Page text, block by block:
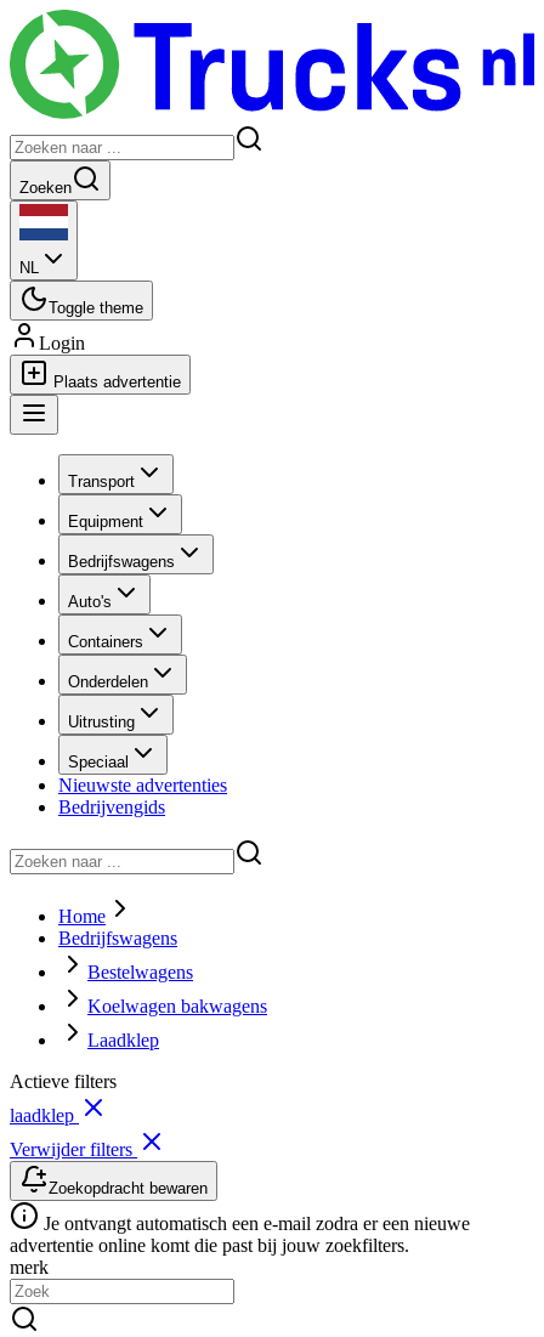
Zoeken
NL
Toggle theme
Login
Plaats advertentie
Transport
Equipment
Bedrijfswagens
Auto's
Containers
Onderdelen
Uitrusting
Speciaal
Nieuwste advertenties
Bedrijvengids
Home
Bedrijfswagens
Bestelwagens
Koelwagen bakwagens
Laadklep
Actieve filters
laadklep
Verwijder filters
Zoekopdracht bewaren
Je ontvangt automatisch een e-mail zodra er een nieuwe
advertentie online komt die past bij jouw zoekfilters.
merk